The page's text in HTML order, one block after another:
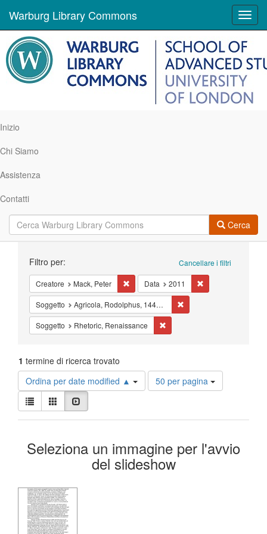
Warburg Library Commons
Inizio
Chi Siamo
Assistenza
Contatti
Cerca
Cancellare i filtri
Filtro per:
Creatore Mack, Peter Cancella il filtro Creatore: Mack, Peter
Data 2011
Soggetto Agricola, Rodolphus, 1443?-1485
Soggetto Rhetoric, Renaissance
1 termine di ricerca trovato
Ordina per date modified ▲
Risultati
per
50 per pagina
Visualizza
i
risultati
Lista Galleria
Risultati
della
Seleziona un immagine per l'avvio
del slideshow